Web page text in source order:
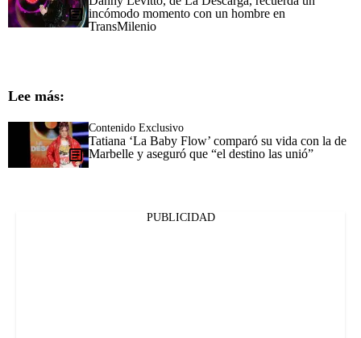
incómodo momento con un hombre en
TransMilenio
Lee más:
Contenido Exclusivo
Tatiana ‘La Baby Flow’ comparó su vida con la de
Marbelle y aseguró que “el destino las unió”
PUBLICIDAD